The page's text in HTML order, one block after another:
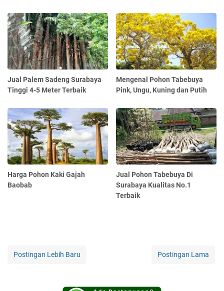
Jual Palem Sadeng Surabaya
Tinggi 4-5 Meter Terbaik
Mengenal Pohon Tabebuya
Pink, Ungu, Kuning dan Putih
Harga Pohon Kaki Gajah
Baobab
Jual Pohon Tabebuya Di
Surabaya Kualitas No.1
Terbaik
Postingan Lebih Baru Postingan Lama